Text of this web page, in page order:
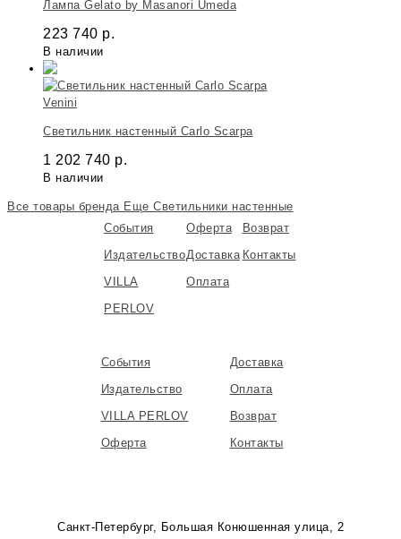
Лампа Gelato by Masanori Umeda
223 740 р.
В наличии
Venini
Светильник настенный Carlo Scarpa
1 202 740 р.
В наличии
Все товары бренда Еще Светильники настенные
События
Издательство
VILLA
PERLOV
Оферта
Доставка
Оплата
Возврат
Контакты
События
Издательство
VILLA PERLOV
Оферта
Доставка
Оплата
Возврат
Контакты
Санкт-Петербург, Большая Конюшенная улица, 2